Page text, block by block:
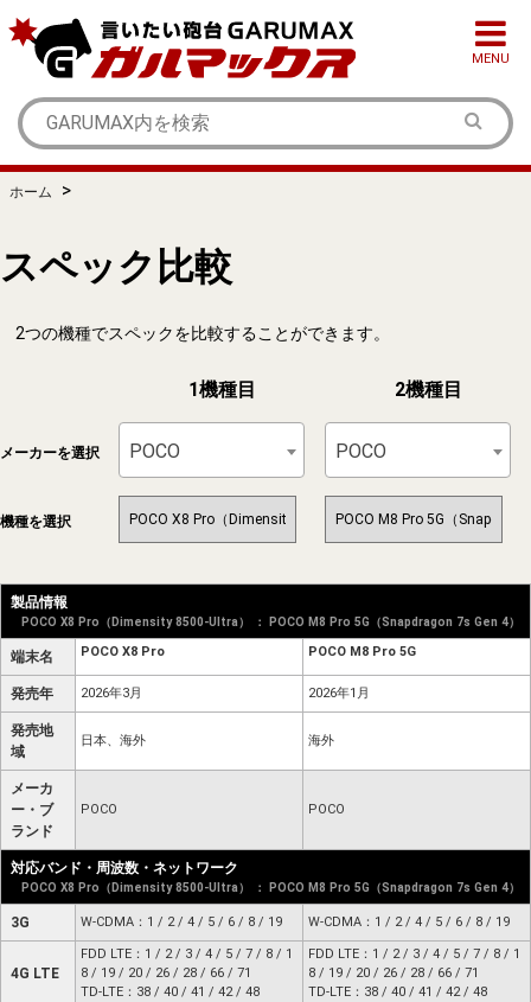
MENU
ホーム >
スペック比較
2つの機種でスペックを比較することができます。
1機種目 2機種目
メーカーを選択 POCO POCO
機種を選択
製品情報
POCO X8 Pro（Dimensity 8500-Ultra） ： POCO M8 Pro 5G（Snapdragon 7s Gen 4）
端末名 POCO X8 Pro POCO M8 Pro 5G
発売年 2026年3月 2026年1月
発売地
域
日本、海外 海外
メーカ
ー・ブ
ランド
POCO POCO
対応バンド・周波数・ネットワーク
POCO X8 Pro（Dimensity 8500-Ultra） ： POCO M8 Pro 5G（Snapdragon 7s Gen 4）
3G W-CDMA：1 / 2 / 4 / 5 / 6 / 8 / 19 W-CDMA：1 / 2 / 4 / 5 / 6 / 8 / 19
4G LTE
FDD LTE：1 / 2 / 3 / 4 / 5 / 7 / 8 / 1
8 / 19 / 20 / 26 / 28 / 66 / 71
TD-LTE：38 / 40 / 41 / 42 / 48
FDD LTE：1 / 2 / 3 / 4 / 5 / 7 / 8 / 1
8 / 19 / 20 / 26 / 28 / 66 / 71
TD-LTE：38 / 40 / 41 / 42 / 48